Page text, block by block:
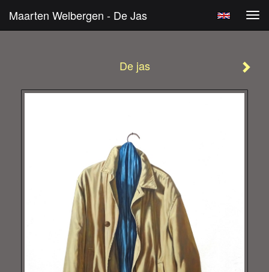
Maarten Welbergen - De Jas
De jas